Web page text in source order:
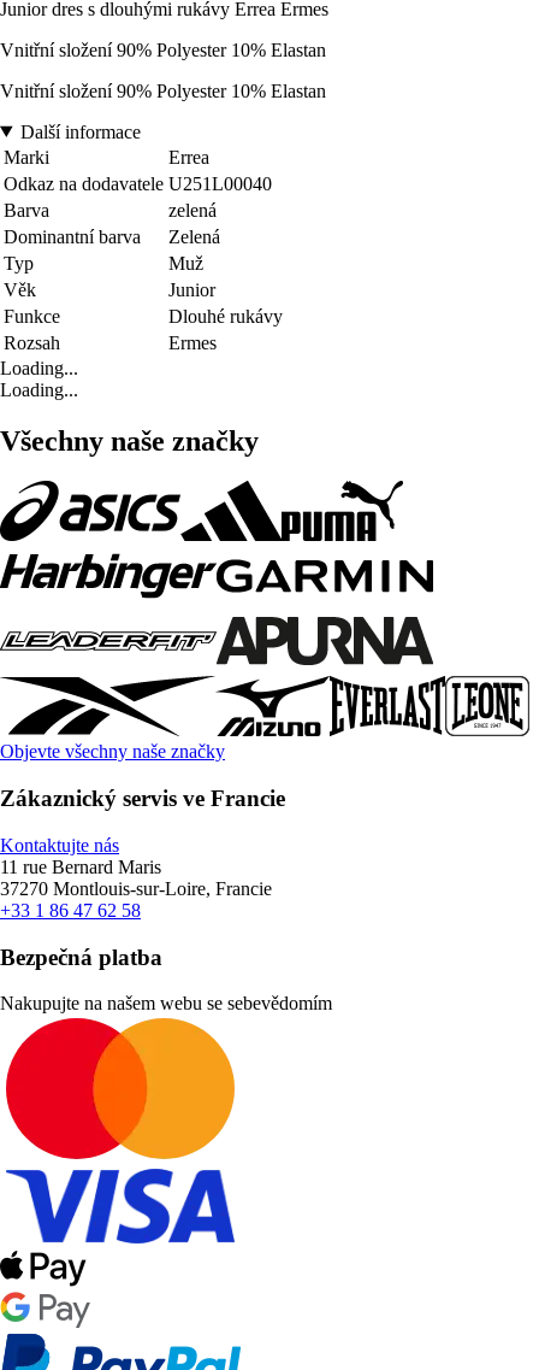
Junior dres s dlouhými rukávy Errea Ermes
Vnitřní složení 90% Polyester 10% Elastan
Vnitřní složení 90% Polyester 10% Elastan
Další informace
Marki
Errea
Odkaz na dodavatele U251L00040
Barva
zelená
Dominantní barva
Zelená
Typ
Muž
Věk
Junior
Funkce
Dlouhé rukávy
Rozsah
Ermes
Loading...
Loading...
Všechny naše značky
Objevte všechny naše značky
Zákaznický servis ve Francie
Kontaktujte nás
11 rue Bernard Maris
37270 Montlouis-sur-Loire, Francie
+33 1 86 47 62 58
Bezpečná platba
Nakupujte na našem webu se sebevědomím